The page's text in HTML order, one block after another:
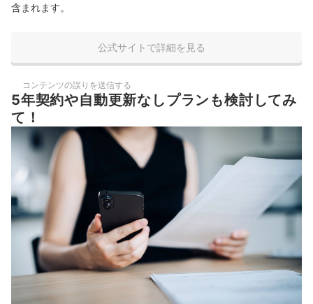
含まれます。
公式サイトで詳細を見る
コンテンツの誤りを送信する
5年契約や自動更新なしプランも検討してみ
て！